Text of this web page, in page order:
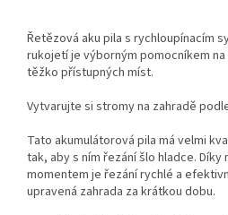
Řetězová aku pila s rychloupínacím
rukojetí je výborným pomocníkem
těžko přístupných míst.
Vytvarujte si stromy na zahradě
Tato akumulátorová pila má velmi
tak, aby s ním řezání šlo hladce.
momentem je řezání rychlé a
upravená zahrada za krátkou dobu.